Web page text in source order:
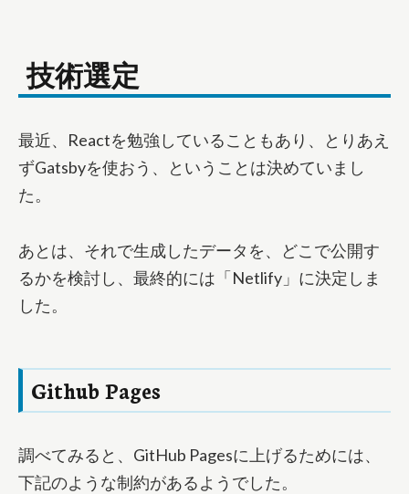
技術選定
最近、Reactを勉強していることもあり、とりあえ
ずGatsbyを使おう、ということは決めていまし
た。
あとは、それで生成したデータを、どこで公開す
るかを検討し、最終的には「Netlify」に決定しま
した。
Github Pages
調べてみると、GitHub Pagesに上げるためには、
下記のような制約があるようでした。